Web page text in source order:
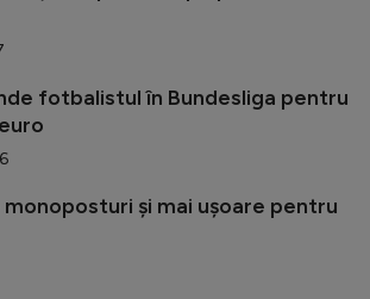
fotbalistul în Bundesliga pentru
și mai ușoare pentru